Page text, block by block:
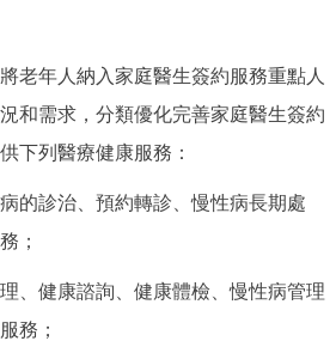
年人納入家庭醫生簽約服務重點人
和需求，分類優化完善家庭醫生簽約
下列醫療健康服務：
診治、預約轉診、慢性病長期處
；
健康諮詢、健康體檢、慢性病管理
務；